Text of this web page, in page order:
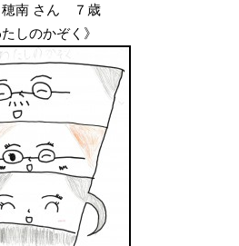
穂南 さん ７歳
たしのかぞく》